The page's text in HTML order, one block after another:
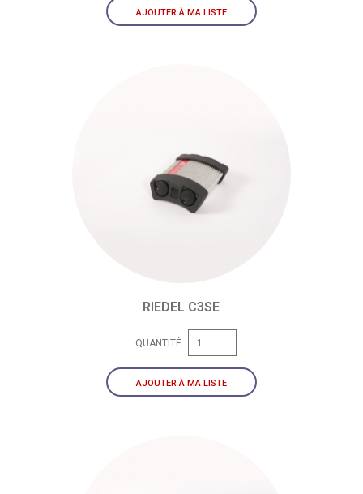
AJOUTER À MA LISTE
RIEDEL C3SE
QUANTITÉ
AJOUTER À MA LISTE